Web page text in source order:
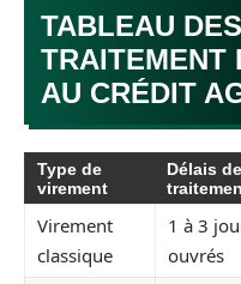
TABLEAU
TRAITEMENT
AU CRÉDIT
Type de
virement
Délais de
Virement
classique
1 à 3
ouvrés